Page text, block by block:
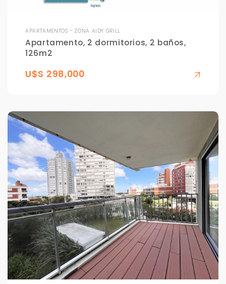
APARTAMENTOS - ZONA AIDY GRILL
Apartamento, 2 dormitorios, 2 baños,
126m2
U$S 298,000